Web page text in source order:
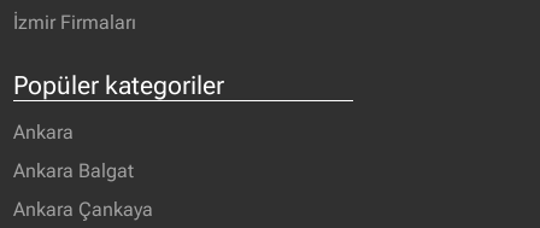
İzmir Firmaları
Popüler kategoriler
Ankara
Ankara Balgat
Ankara Çankaya